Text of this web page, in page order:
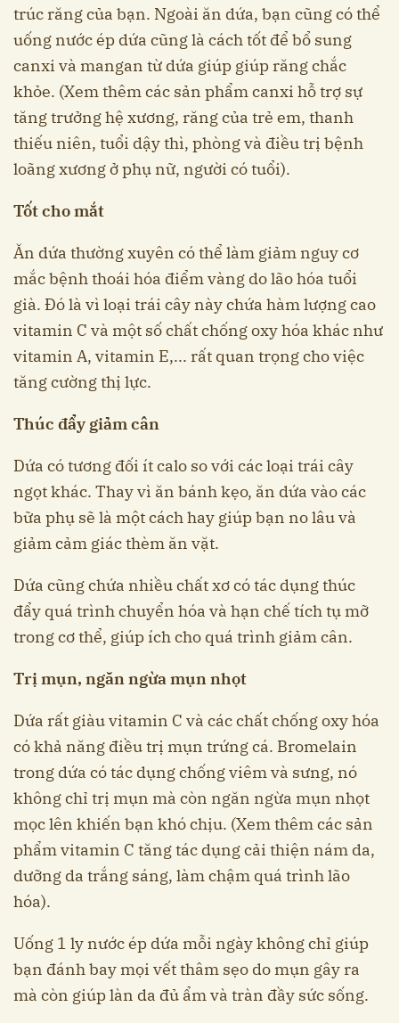
trúc răng của bạn. Ngoài ăn dứa, bạn cũng có thể
uống nước ép dứa cũng là cách tốt để bổ sung
canxi và mangan từ dứa giúp giúp răng chắc
khỏe. (Xem thêm các sản phẩm canxi hỗ trợ sự
tăng trưởng hệ xương, răng của trẻ em, thanh
thiếu niên, tuổi dậy thì, phòng và điều trị bệnh
loãng xương ở phụ nữ, người có tuổi).
Tốt cho mắt
Ăn dứa thường xuyên có thể làm giảm nguy cơ
mắc bệnh thoái hóa điểm vàng do lão hóa tuổi
già. Đó là vì loại trái cây này chứa hàm lượng cao
vitamin C và một số chất chống oxy hóa khác như
vitamin A, vitamin E,... rất quan trọng cho việc
tăng cường thị lực.
Thúc đẩy giảm cân
Dứa có tương đối ít calo so với các loại trái cây
ngọt khác. Thay vì ăn bánh kẹo, ăn dứa vào các
bữa phụ sẽ là một cách hay giúp bạn no lâu và
giảm cảm giác thèm ăn vặt.
Dứa cũng chứa nhiều chất xơ có tác dụng thúc
đẩy quá trình chuyển hóa và hạn chế tích tụ mỡ
trong cơ thể, giúp ích cho quá trình giảm cân.
Trị mụn, ngăn ngừa mụn nhọt
Dứa rất giàu vitamin C và các chất chống oxy hóa
có khả năng điều trị mụn trứng cá. Bromelain
trong dứa có tác dụng chống viêm và sưng, nó
không chỉ trị mụn mà còn ngăn ngừa mụn nhọt
mọc lên khiến bạn khó chịu. (Xem thêm các sản
phẩm vitamin C tăng tác dụng cải thiện nám da,
dưỡng da trắng sáng, làm chậm quá trình lão
hóa).
Uống 1 ly nước ép dứa mỗi ngày không chỉ giúp
bạn đánh bay mọi vết thâm sẹo do mụn gây ra
mà còn giúp làn da đủ ẩm và tràn đầy sức sống.